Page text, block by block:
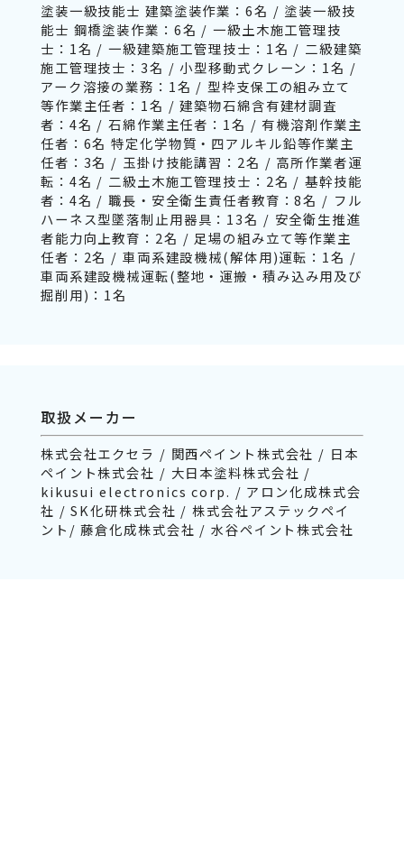
塗装一級技能士 建築塗装作業：6名 / 塗装一級技
能士 鋼橋塗装作業：6名 / 一級土木施工管理技
士：1名 / 一級建築施工管理技士：1名 / 二級建築
施工管理技士：3名 / 小型移動式クレーン：1名 /
アーク溶接の業務：1名 / 型枠支保工の組み立て
等作業主任者：1名 / 建築物石綿含有建材調査
者：4名 / 石綿作業主任者：1名 / 有機溶剤作業主
任者：6名 特定化学物質・四アルキル鉛等作業主
任者：3名 / 玉掛け技能講習：2名 / 高所作業者運
転：4名 / 二級土木施工管理技士：2名 / 基幹技能
者：4名 / 職長・安全衛生責任者教育：8名 / フル
ハーネス型墜落制止用器具：13名 / 安全衛生推進
者能力向上教育：2名 / 足場の組み立て等作業主
任者：2名 / 車両系建設機械(解体用)運転：1名 /
車両系建設機械運転(整地・運搬・積み込み用及び
掘削用)：1名
取扱メーカー
株式会社エクセラ / 関西ペイント株式会社 / 日本
ペイント株式会社 / 大日本塗料株式会社 /
kikusui electronics corp. / アロン化成株式会
社 / SK化研株式会社 / 株式会社アステックペイ
ント/ 藤倉化成株式会社 / 水谷ペイント株式会社